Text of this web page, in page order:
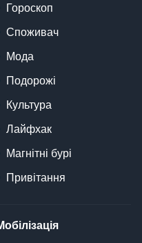
Гороскоп
Споживач
Мода
Подорожі
Культура
Лайфхак
Магнітні бурі
Привітання